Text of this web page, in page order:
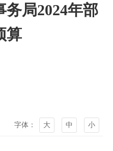
局2024年部
算
字体：
大 中 小